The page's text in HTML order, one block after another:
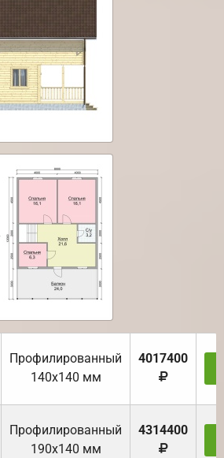
Профилированный
140х140 мм
4017400
Профилированный
190х140 мм
4314400